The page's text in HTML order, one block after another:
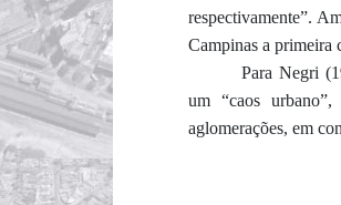
respectivamente”.
Campinas a primeira
Para Negri
um “caos
aglomerações, em